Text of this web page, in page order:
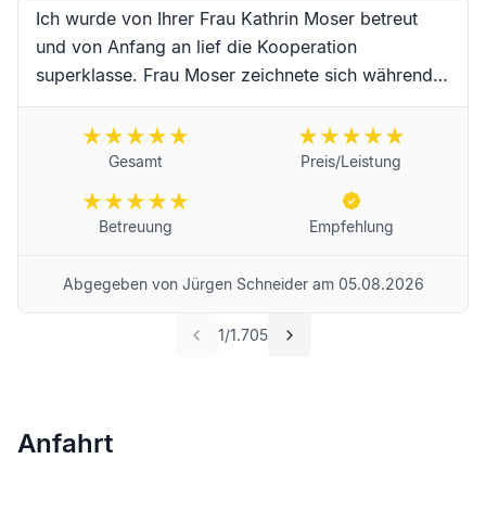
1/1.705
Ich wurde von Ihrer Frau Kathrin Moser betreut
und von Anfang an lief die Kooperation
superklasse. Frau Moser zeichnete sich während
der Begleitung durch hervorragende Kompetenz,
erstklassige Zuverlässigkeit, Schnelligkeit und
absoluter Freundlichkeit sowie
Einfühlungsvermögen aus. Vielen Dank an Frau
Moser und das Team für die erstklassige
Zeit. Für Frau Moser und das Unternehmen
selbstredend weiterempfehlen! Beste Grüße aus
Gesamt Preis/Leistung
Betreuung Empfehlung
Abgegeben von Jürgen Schneideram 05.08.2026
Anfahrt